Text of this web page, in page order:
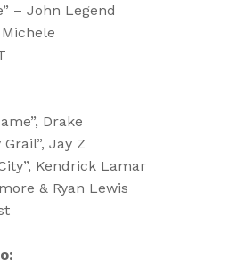
– John Legend
Drake
Jay Z
Kendrick Lamar
& Ryan Lewis